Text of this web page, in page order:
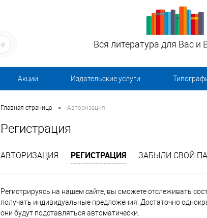
Вся литература для Вас и
Акции Издательские услуги
Главная страница • Авторизация
Регистрация
АВТОРИЗАЦИЯ РЕГИСТРАЦИЯ ЗАБЫЛИ СВОЙ
Регистрируясь на нашем сайте, вы сможете отслеживать
получать индивидуальные предложения. Достаточно
они будут подставляться автоматически.